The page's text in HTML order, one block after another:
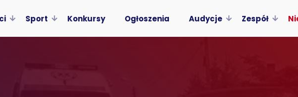
Sport Konkursy Ogłoszenia Audycje Zespół